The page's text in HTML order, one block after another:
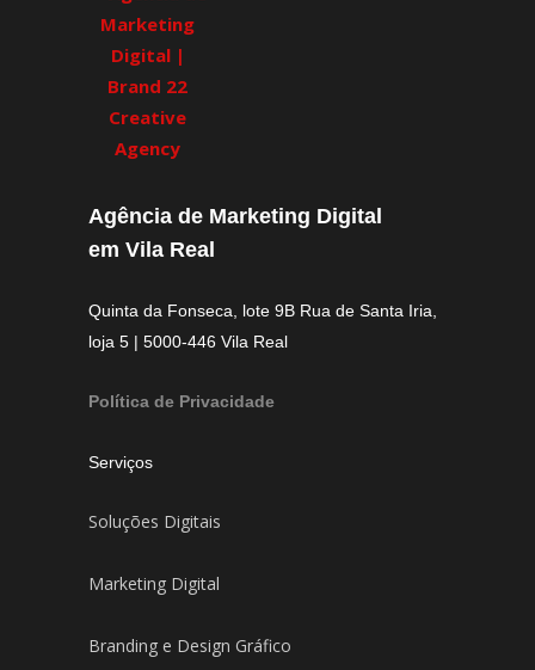
Agência de Marketing Digital
em Vila Real
Quinta da Fonseca, lote 9B Rua de Santa Iria,
loja 5 | 5000-446 Vila Real
Política de Privacidade
Serviços
Soluções Digitais
Marketing Digital
Branding e Design Gráfico